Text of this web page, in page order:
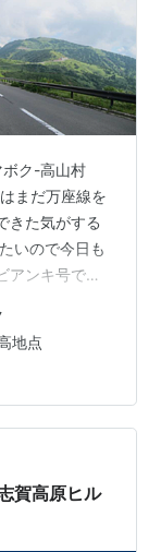
ク-高山村
まだ万座線を
きた気がする
いので今日も
アンキ号で出
どしか寝てい
ら、まあ大
屋島橋を目指
向かう。 地獄
ｋｍほど続く
地点
賀高原ヒル